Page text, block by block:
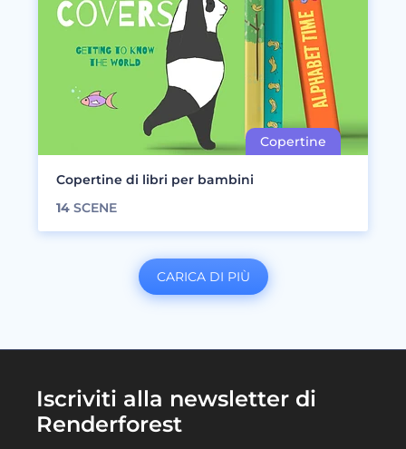
Copertine di libri per bambini
14 SCENE
CARICA DI PIÙ
Iscriviti alla newsletter di
Renderforest